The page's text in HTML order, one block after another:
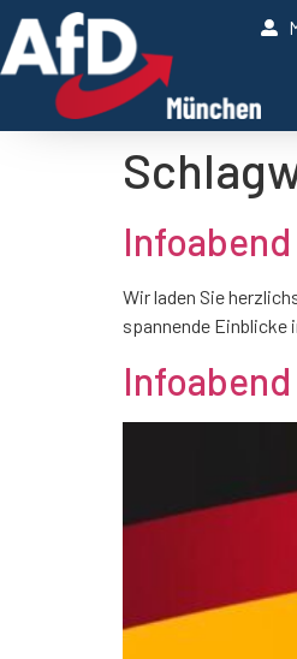
Wir laden Sie
spannende